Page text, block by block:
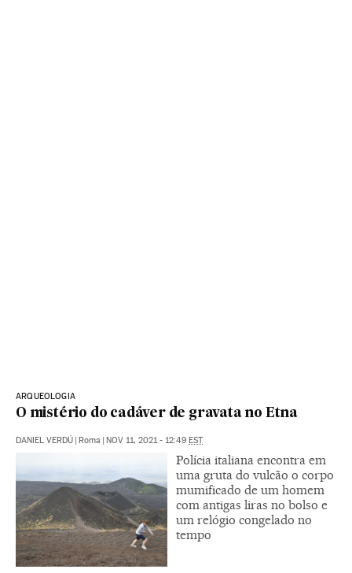
ARQUEOLOGIA
O mistério do cadáver de gravata no Etna
DANIEL VERDÚ Roma NOV 11, 2021 - 12:49 EST
Polícia italiana encontra em
uma gruta do vulcão o corpo
mumificado de um homem
com antigas liras no bolso e
um relógio congelado no
tempo